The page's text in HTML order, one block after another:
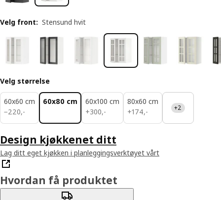
Velg front: Stensund hvit
Velg størrelse
60x60 cm
−220,-
220,-
60x80 cm
60x100 cm
+300,-
300,-
80x60 cm
+174,-
174,- +2
Design kjøkkenet ditt
Lag ditt eget kjøkken i planleggingsverktøyet vårt
Hvordan få produktet